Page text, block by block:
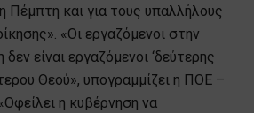
Πέμπτη και για τους υπαλλήλους
«Οι εργαζόμενοι στην
είναι εργαζόμενοι ‘δεύτερης
Θεού», υπογραμμίζει η ΠΟΕ –
η κυβέρνηση να